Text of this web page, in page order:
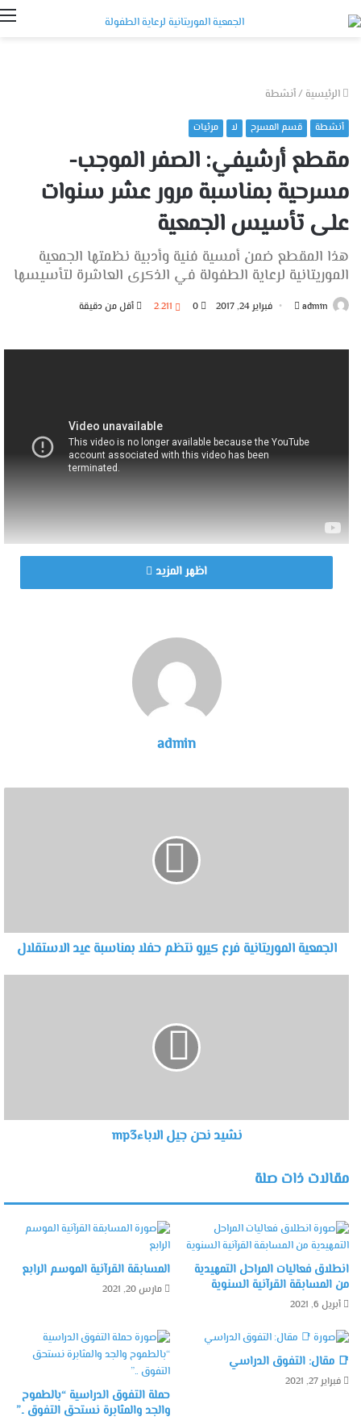
الرئيسية /أنشطة
أنشطة قسم المسرح لا مرئيات
مقطع أرشيفي: الصفر الموجب-
مسرحية بمناسبة مرور عشر سنوات
على تأسيس الجمعية
هذا المقطع ضمن أمسية فنية وأدبية نظمتها الجمعية
الموريتانية لرعاية الطفولة في الذكرى العاشرة لتأسيسها
admin
أرسل فبراير 24, 2017 0 2٬211 أقل من دقيقة
اظهر المزيد
admin
الجمعية الموريتانية فرع كيرو نتظم حفلا بمناسبة عيد الاستقلال
نشيد نحن جيل الاباءmp3
مقالات ذات صلة
انطلاق فعاليات المراحل التمهيدية
من المسابقة القرآنية السنوية
أبريل 6, 2021
المسابقة القرآنية الموسم الرابع
مارس 20, 2021
📑 مقال: التفوق الدراسي
فبراير 27, 2021
حملة التفوق الدراسية “بالطموح
والجد والمثابرة نستحق التفوق ..”